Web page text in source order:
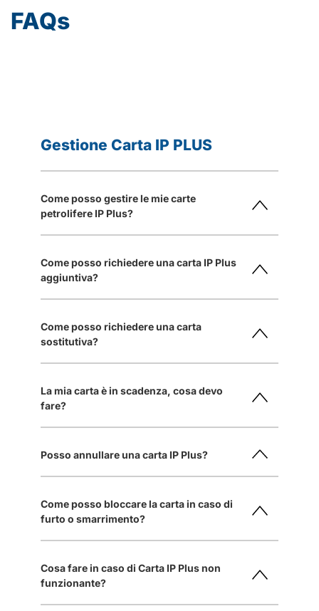
FAQs
Gestione Carta IP PLUS
Come posso gestire le mie carte
petrolifere IP Plus?
Come posso richiedere una carta IP Plus
aggiuntiva?
Come posso richiedere una carta
sostitutiva?
La mia carta è in scadenza, cosa devo
fare?
Posso annullare una carta IP Plus?
Come posso bloccare la carta in caso di
furto o smarrimento?
Cosa fare in caso di Carta IP Plus non
funzionante?